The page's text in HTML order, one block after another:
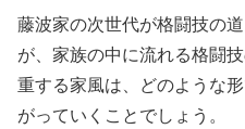
藤波家の次世代が格闘技の
が、家族の中に流れる格闘
重する家風は、どのような
がっていくことでしょう。